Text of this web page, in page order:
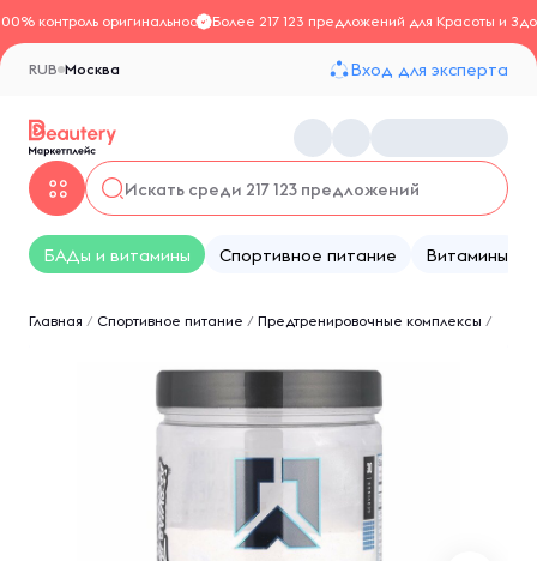
контроль оригинальностиБолее 217 123 предложений для Красоты и
Москва
RUB Вход для эксперта
БАДы и витамины Спортивное питание Витамины
Главная / Спортивное питание / Предтренировочные комплексы /